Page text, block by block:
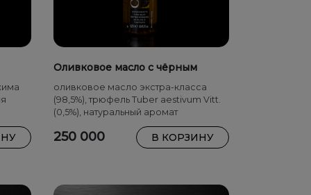
Оливковое масло с чёрным
мл
оливковое масло экстра-класса
(98,5%), трюфель Tuber aestivum Vitt.
(0,5%), натуральный аромат
250 000 В КОРЗИНУ